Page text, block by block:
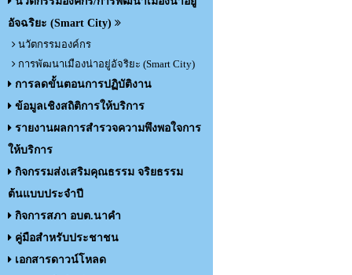
อัจฉริยะ (Smart City)
นวัตกรรมองค์กร
การพัฒนาเมืองน่าอยู่อัจริยะ (Smart City)
การลดขั้นตอนการปฏิบัติงาน
ข้อมูลเชิงสถิติการให้บริการ
รายงานผลการสำรวจความพึงพอใจการ
ให้บริการ
กิจกรรมส่งเสริมคุณธรรม จริยธรรม
ต้นแบบประจำปี
กิจการสภา อบต.นาคำ
คู่มือสำหรับประชาชน
เอกสารดาวน์โหลด